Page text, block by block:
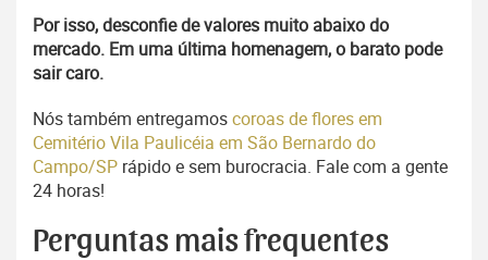
Por isso, desconfie de valores muito abaixo do
mercado. Em uma última homenagem, o barato pode
sair caro.
Nós também entregamoscoroas de flores em
Cemitério Vila Paulicéia em São Bernardo do
Campo/SP rápido e sem burocracia. Fale com a gente
24 horas!
Perguntas mais frequentes